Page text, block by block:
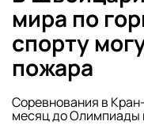
мира по
спорту
пожара
Соревнования в
месяц до Олимпиады